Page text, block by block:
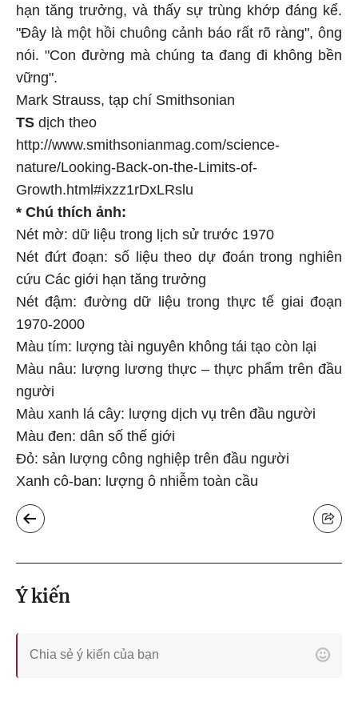
hạn tăng trưởng, và thấy sự trùng khớp đáng kể.
"Đây là một hồi chuông cảnh báo rất rõ ràng", ông
nói. "Con đường mà chúng ta đang đi không bền
vững".
Mark Strauss, tạp chí Smithsonian
TS dịch theo
http://www.smithsonianmag.com/science-
nature/Looking-Back-on-the-Limits-of-
Growth.html#ixzz1rDxLRslu
* Chú thích ảnh:
Nét mờ: dữ liệu trong lịch sử trước 1970
Nét đứt đoạn: số liệu theo dự đoán trong nghiên
cứu Các giới hạn tăng trưởng
Nét đậm: đường dữ liệu trong thực tế giai đoạn
1970-2000
Màu tím: lượng tài nguyên không tái tạo còn lại
Màu nâu: lượng lương thực – thực phẩm trên đầu
người
Màu xanh lá cây: lượng dịch vụ trên đầu người
Màu đen: dân số thế giới
Đỏ: sản lượng công nghiệp trên đầu người
Xanh cô-ban: lượng ô nhiễm toàn cầu
Ý kiến